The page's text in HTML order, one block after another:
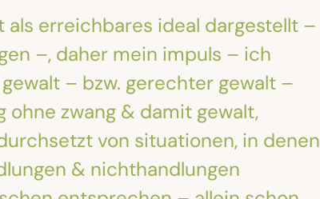
erreichbares ideal dargestellt –
–, daher mein impuls – ich
– bzw. gerechter gewalt –
ohne zwang & damit gewalt,
von situationen, in denen
& nichthandlungen